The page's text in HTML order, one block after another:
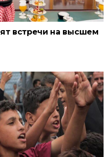
встречи на высшем